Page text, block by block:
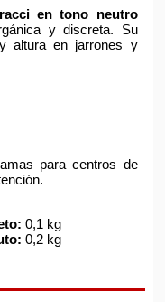
en tono neutro
y discreta. Su
altura en jarrones y
para centros de
0,1 kg
0,2 kg